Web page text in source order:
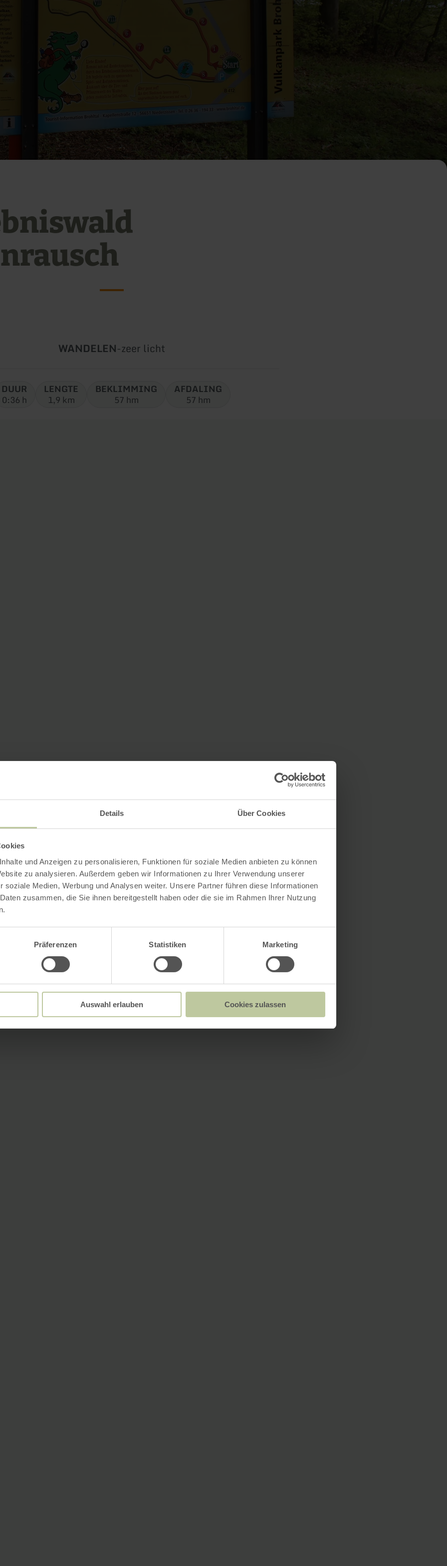
Details Über Cookies
und Anzeigen zu personalisieren, Funktionen für soziale Medien anbieten zu können
zu analysieren. Außerdem geben wir Informationen zu Ihrer Verwendung unserer
soziale Medien, Werbung und Analysen weiter. Unsere Partner führen diese Informationen
zusammen, die Sie ihnen bereitgestellt haben oder die sie im Rahmen Ihrer Nutzung
Präferenzen Statistiken Marketing
Auswahl erlauben Cookies zulassen
Soort
WANDELEN-Moeilijkheidsgraad:
zeer licht
DUUR
0:36 h
LENGTE
1,9 km
BEKLIMMING
57 hm
AFDALING
57 hm